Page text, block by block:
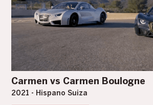
Carmen vs Carmen Boulogne
2021 - Hispano Suiza